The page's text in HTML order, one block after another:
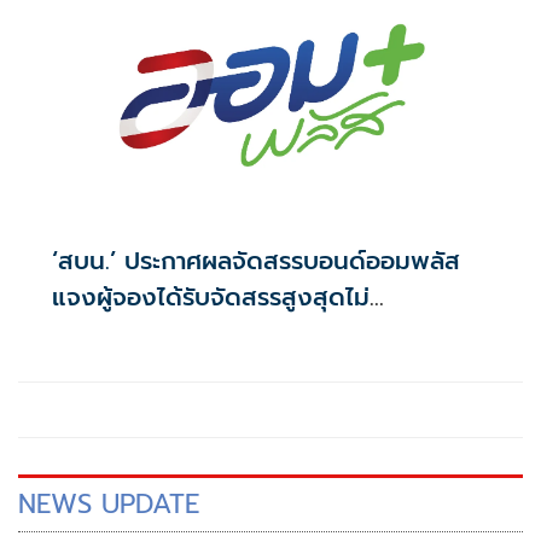
‘สบน.’ ประกาศผลจัดสรรบอนด์ออมพลัส
แจงผู้จองได้รับจัดสรรสูงสุดไม่
NEWS UPDATE